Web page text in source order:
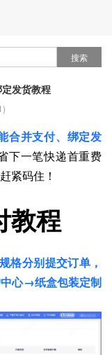
搜索
发货教程
)
合并支付、绑定发
下一笔快递首重费
紧码住！
教程
格分别提交订单，
心→纸盒包装定制